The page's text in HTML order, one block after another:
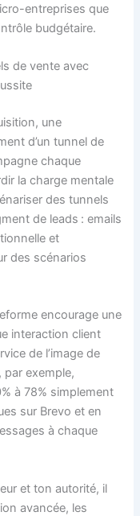
entreprises que
budgétaire.
de vente avec
une
d’un tunnel de
chaque
la charge mentale
des tunnels
de leads : emails
et
des scénarios
encourage une
interaction client
de l’image de
par exemple,
à 78% simplement
sur Brevo et en
à chaque
et ton autorité, il
avancée, les